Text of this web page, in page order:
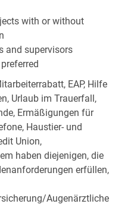
with or without
and supervisors
EAP, Hilfe
Urlaub im Trauerfall,
Ermäßigungen für
Haustier- und
Union,
haben diejenigen, die
erfüllen,
Augenärztliche